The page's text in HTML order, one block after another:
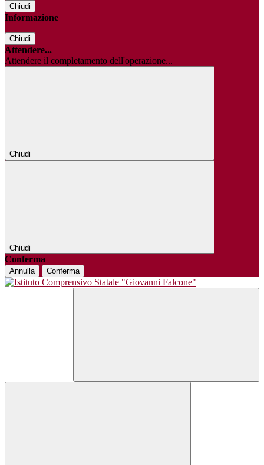
Chiudi
Informazione
Chiudi
Attendere...
Attendere il completamento dell'operazione...
Chiudi
Chiudi
Conferma
Annulla Conferma